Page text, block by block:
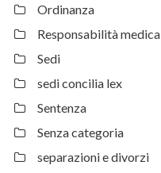
Ordinanza
Responsabilità medica
Sedi
sedi concilia lex
Sentenza
Senza categoria
separazioni e divorzi